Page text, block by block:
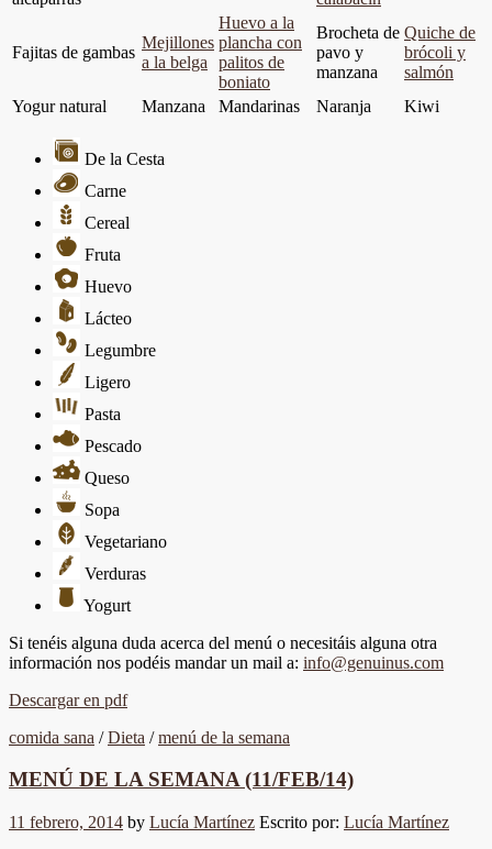
Fajitas de gambas
Mejillones
a la belga
Huevo a la
plancha con
palitos de
boniato
Brocheta de
pavo y
manzana
Quiche de
brócoli y
salmón
Yogur natural
Manzana Mandarinas Naranja Kiwi
De la Cesta
Carne
Cereal
Fruta
Huevo
Lácteo
Legumbre
Ligero
Pasta
Pescado
Queso
Sopa
Vegetariano
Verduras
Yogurt
Si tenéis alguna duda acerca del menú o necesitáis alguna otra
información nos podéis mandar un mail a: info@genuinus.com
Descargar en pdf
comida sana /Dieta /menú de la semana
MENÚ DE LA SEMANA (11/FEB/14)
11 febrero, 2014 by Lucía Martínez Escrito por: Lucía Martínez